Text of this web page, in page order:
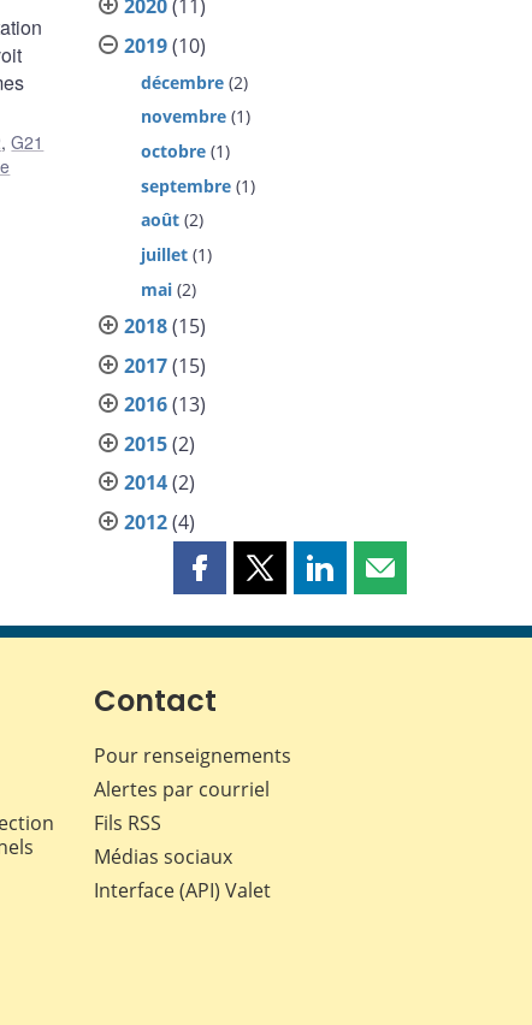
,G21
2020(11)
2019(10)
décembre (2)
novembre (1)
octobre (1)
septembre (1)
août (2)
juillet (1)
mai (2)
2018(15)
2017(15)
2016(13)
2015(2)
2014(2)
2012(4)
Partager
page
Facebook
Partager
page
Partager
page
Partager
page
Contact
Pour renseignements
Alertes par courriel
Fils RSS
Médias sociaux
Interface (API) Valet